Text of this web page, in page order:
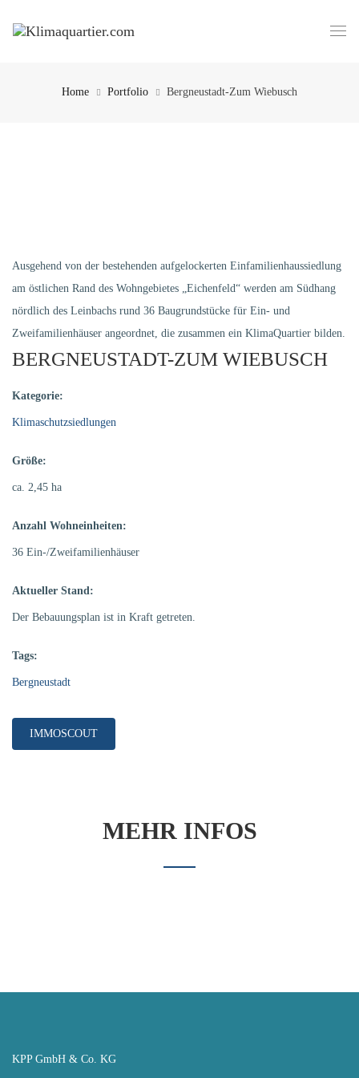
Home Portfolio Bergneustadt-Zum Wiebusch
Ausgehend von der bestehenden aufgelockerten Einfamilienhaussiedlung
am östlichen Rand des Wohngebietes „Eichenfeld“ werden am Südhang
nördlich des Leinbachs rund 36 Baugrundstücke für Ein- und
Zweifamilienhäuser angeordnet, die zusammen ein KlimaQuartier bilden.
BERGNEUSTADT-ZUM WIEBUSCH
Kategorie:
Klimaschutzsiedlungen
Größe:
ca. 2,45 ha
Anzahl Wohneinheiten:
36 Ein-/Zweifamilienhäuser
Aktueller Stand:
Der Bebauungsplan ist in Kraft getreten.
Tags:
Bergneustadt
IMMOSCOUT
MEHR INFOS
KPP GmbH & Co. KG